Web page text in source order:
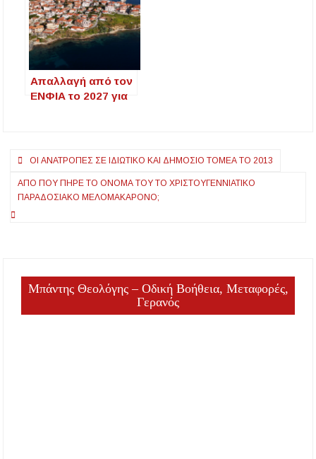
Απαλλαγή από τον
ΕΝΦΙΑ το 2027 για
Πλοήγηση
άρθρων
ΟΙ ΑΝΑΤΡΟΠΈΣ ΣΕ ΙΔΙΩΤΙΚΌ ΚΑΙ ΔΗΜΌΣΙΟ ΤΟΜΈΑ ΤΟ 2013
ΑΠΌ ΠΟΥ ΠΉΡΕ ΤΟ ΌΝΟΜΑ ΤΟΥ ΤΟ ΧΡΙΣΤΟΥΓΕΝΝΙΆΤΙΚΟ
ΠΑΡΑΔΟΣΙΑΚΌ ΜΕΛΟΜΑΚΆΡΟΝΟ;
Μπάντης Θεολόγης – Οδική Βοήθεια, Μεταφορές,
Γερανός